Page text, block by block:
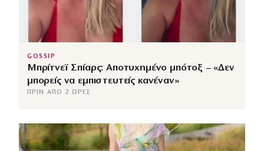
GOSSIP
Μπρίτνεϊ Σπίαρς: Αποτυχημένο μπότοξ – «Δεν
μπορείς να εμπιστευτείς κανέναν»
ΠΡΙΝ ΑΠΌ 2 ΏΡΕΣ